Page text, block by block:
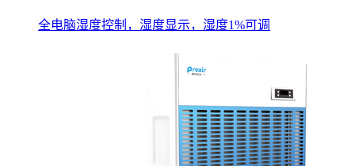
全电脑湿度控制，湿度显示，湿度1%可调